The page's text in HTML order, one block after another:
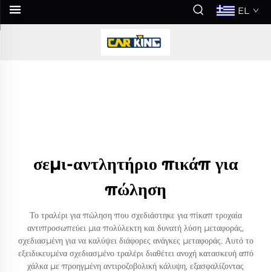
EL
σεμι-αντλητήριο πικάπ για
πώληση
Το τραλέρι για πώληση που σχεδιάστηκε για πίκαπ τροχαία
αντιπροσωπεύει μια πολύλεκτη και δυνατή λύση μεταφοράς,
σχεδιασμένη για να καλύψει διάφορες ανάγκες μεταφοράς. Αυτό το
εξειδικευμένα σχεδιασμένο τραλέρι διαθέτει ανοχή κατασκευή από
χάλκα με προηγμένη αντιροζοβολική κάλυψη, εξασφαλίζοντας